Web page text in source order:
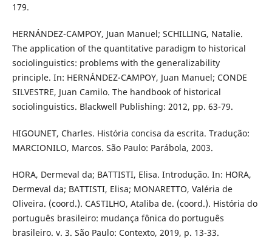
179.
HERNÁNDEZ-CAMPOY, Juan Manuel; SCHILLING, Natalie.
The application of the quantitative paradigm to historical
sociolinguistics: problems with the generalizability
principle. In: HERNÁNDEZ-CAMPOY, Juan Manuel; CONDE
SILVESTRE, Juan Camilo. The handbook of historical
sociolinguistics. Blackwell Publishing: 2012, pp. 63-79.
HIGOUNET, Charles. História concisa da escrita. Tradução:
MARCIONILO, Marcos. São Paulo: Parábola, 2003.
HORA, Dermeval da; BATTISTI, Elisa. Introdução. In: HORA,
Dermeval da; BATTISTI, Elisa; MONARETTO, Valéria de
Oliveira. (coord.). CASTILHO, Ataliba de. (coord.). História do
português brasileiro: mudança fônica do português
brasileiro. v. 3. São Paulo: Contexto, 2019, p. 13-33.